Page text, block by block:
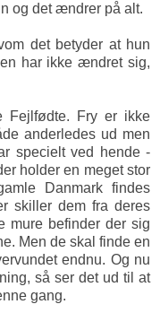
og det ændrer på alt.
det betyder at hun
har ikke ændret sig,
Fejlfødte. Fry er ikke
anderledes ud men
specielt ved hende -
holder en meget stor
Danmark findes
skiller dem fra deres
mure befinder der sig
Men de skal finde en
endnu. Og nu
så ser det ud til at
gang.